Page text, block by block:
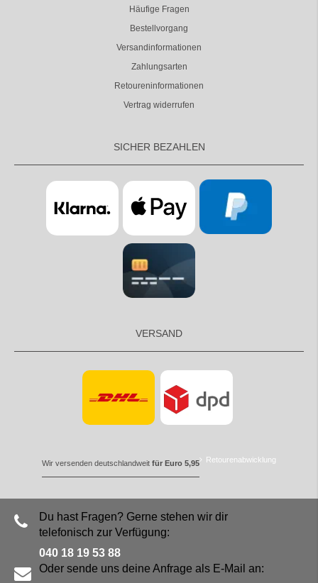
Häufige Fragen
Bestellvorgang
Versandinformationen
Zahlungsarten
Retoureninformationen
Vertrag widerrufen
SICHER BEZAHLEN
VERSAND
Wir versenden deutschlandweit für Euro 5,95 Retourenabwicklung
Du hast Fragen? Gerne stehen wir dir
telefonisch zur Verfügung:
040 18 19 53 88
Oder sende uns deine Anfrage als E-Mail an: